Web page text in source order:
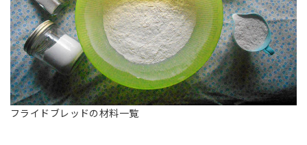
フライドブレッドの材料一覧